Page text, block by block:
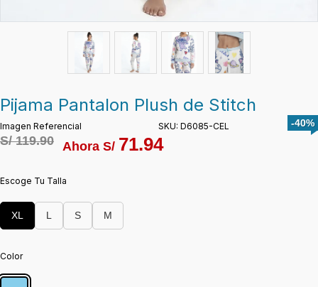
Pijama Pantalon Plush de Stitch
Imagen Referencial SKU: D6085-CEL
S/119.90 Ahora S/ 71.94
-40%
Escoge Tu Talla
XL L S M
Color